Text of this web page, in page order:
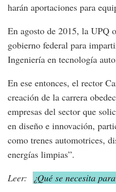
harán aportaciones para
En agosto de 2015, la UPQ
gobierno federal para
Ingeniería en tecnología
En ese entonces, el rector
creación de la carrera
empresas del sector que
en diseño e innovación,
como trenes automotrices,
energías limpias”.
Leer:
¿Qué se necesita